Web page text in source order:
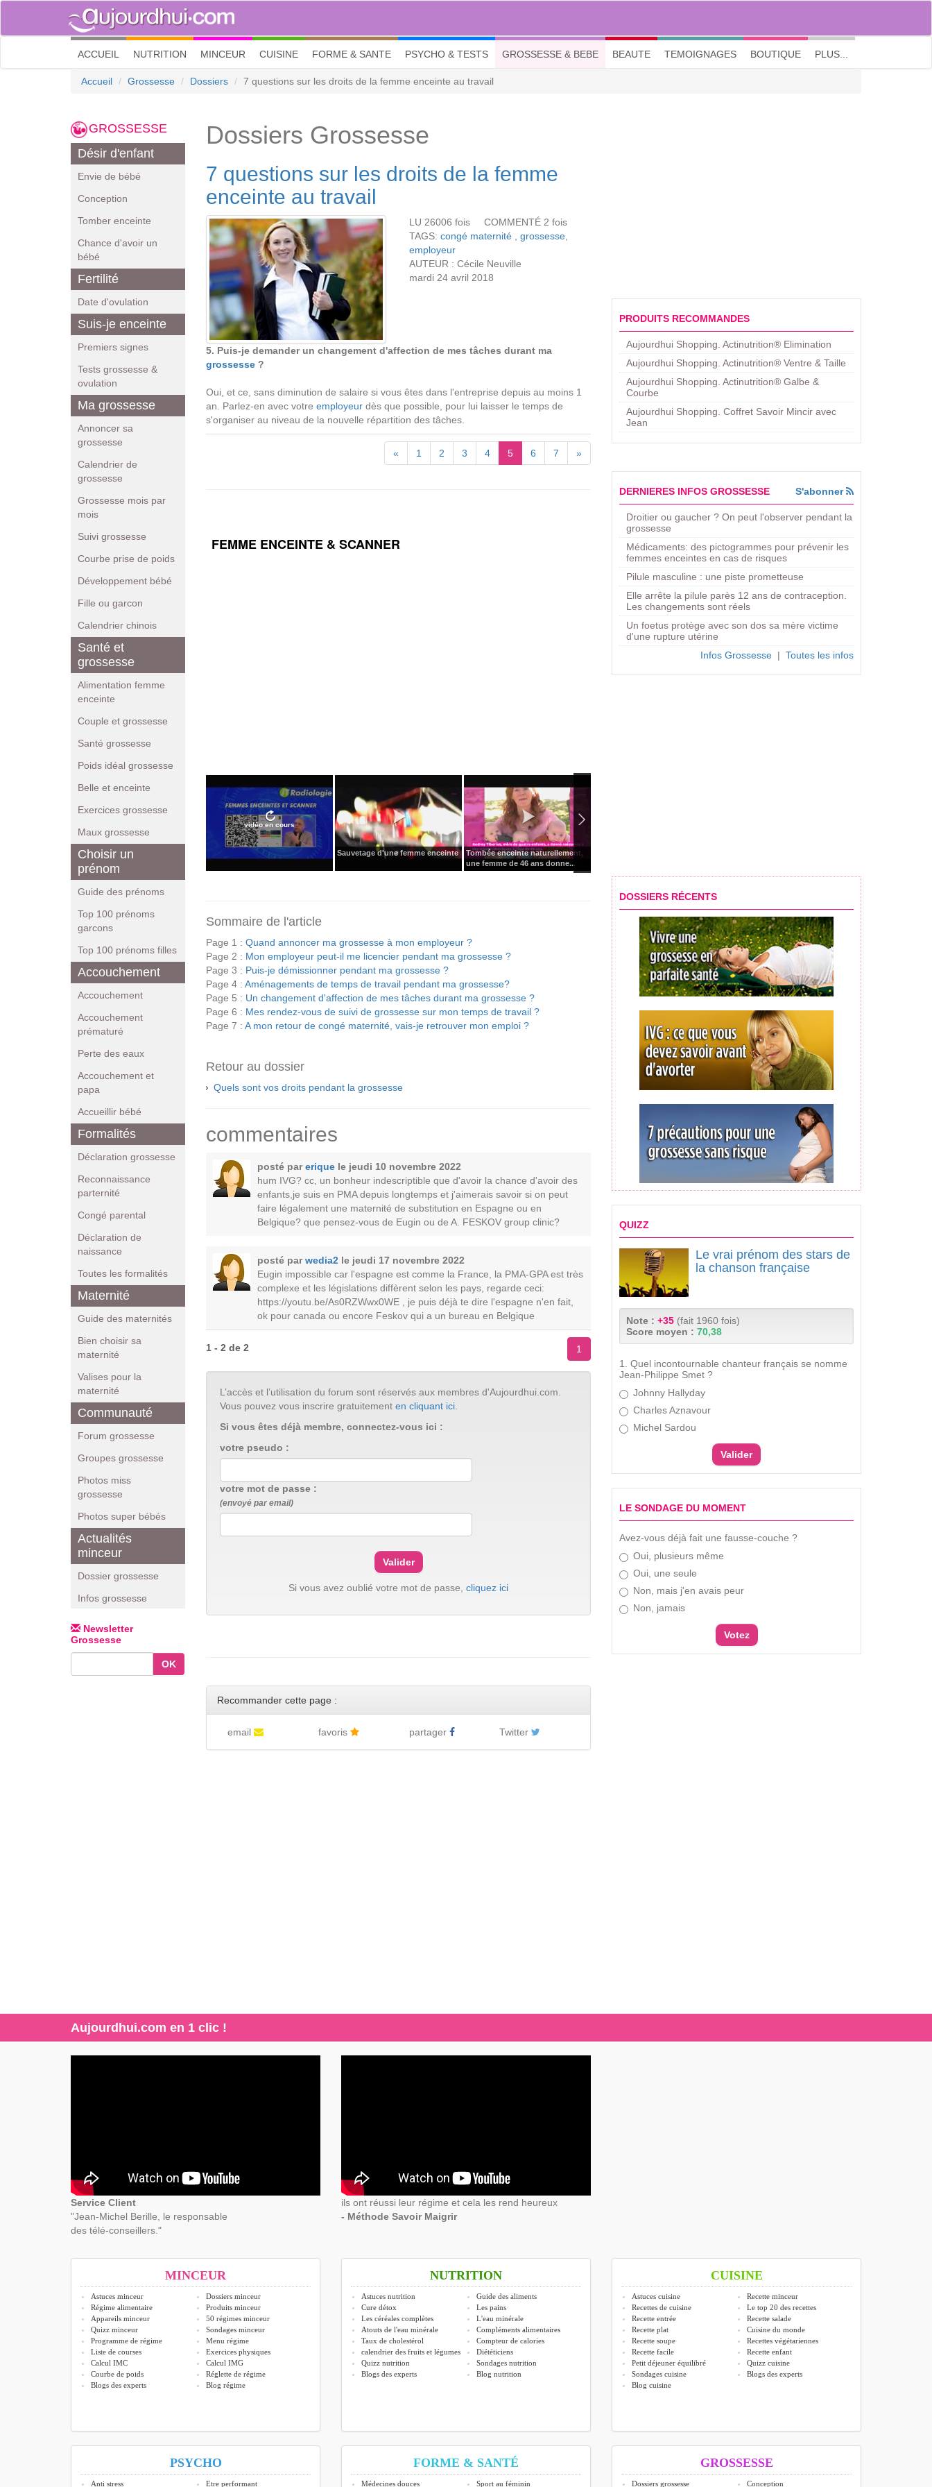
M'inscrire| Me connecter| ? Visite guidée
ACCUEIL (current)
NUTRITION MINCEUR CUISINE FORME & SANTE PSYCHO & TESTS GROSSESSE & BEBE BEAUTE TEMOIGNAGES BOUTIQUE PLUS...
Accueil Grossesse Dossiers 7 questions sur les droits de la femme enceinte au travail
GROSSESSE
Désir d'enfant
Envie de bébé
Conception
Tomber enceinte
Chance d'avoir un
bébé
Fertilité
Date d'ovulation
Suis-je enceinte
Premiers signes
Tests grossesse &
ovulation
Ma grossesse
Annoncer sa
grossesse
Calendrier de
grossesse
Grossesse mois par
mois
Suivi grossesse
Courbe prise de poids
Développement bébé
Fille ou garcon
Calendrier chinois
Santé et
grossesse
Alimentation femme
enceinte
Couple et grossesse
Santé grossesse
Poids idéal grossesse
Belle et enceinte
Exercices grossesse
Maux grossesse
Choisir un
prénom
Guide des prénoms
Top 100 prénoms
garcons
Top 100 prénoms filles
Accouchement
Accouchement
Accouchement
prématuré
Perte des eaux
Accouchement et
papa
Accueillir bébé
Formalités
Déclaration grossesse
Reconnaissance
parternité
Congé parental
Déclaration de
naissance
Toutes les formalités
Maternité
Guide des maternités
Bien choisir sa
maternité
Valises pour la
maternité
Communauté
Forum grossesse
Groupes grossesse
Photos miss
grossesse
Photos super bébés
Actualités
minceur
Dossier grossesse
Infos grossesse
Newsletter
Grossesse
OK
Dossiers Grossesse
7 questions sur les droits de la femme
enceinte au travail
LU 26006 fois COMMENTÉ 2 fois
TAGS: congé maternité grossesse,
employeur
AUTEUR : Cécile Neuville
mardi 24 avril 2018
5. Puis-je demander un changement d'affection de mes tâches durant ma
grossesse ?
Oui, et ce, sans diminution de salaire si vous êtes dans l'entreprise depuis au moins 1
an. Parlez-en avec votre employeur dès que possible, pour lui laisser le temps de
s'organiser au niveau de la nouvelle répartition des tâches.
« 1 2 3 4 5 6 7 »
FEMME ENCEINTE & SCANNER
vidéo en cours
Sauvetage d'une femme enceinte
Tombée enceinte naturellement,
une femme de 46 ans donne...
Sommaire de l'article
Page 1 : Quand annoncer ma grossesse à mon employeur ?
Page 2 : Mon employeur peut-il me licencier pendant ma grossesse ?
Page 3 : Puis-je démissionner pendant ma grossesse ?
Page 4 : Aménagements de temps de travail pendant ma grossesse?
Page 5 : Un changement d'affection de mes tâches durant ma grossesse ?
Page 6 : Mes rendez-vous de suivi de grossesse sur mon temps de travail ?
Page 7 : A mon retour de congé maternité, vais-je retrouver mon emploi ?
Retour au dossier
Quels sont vos droits pendant la grossesse
commentaires
posté parerique le jeudi 10 novembre 2022
hum IVG? cc, un bonheur indescriptible que d'avoir la chance d'avoir des
enfants,je suis en PMA depuis longtemps et j'aimerais savoir si on peut
faire légalement une maternité de substitution en Espagne ou en
Belgique? que pensez-vous de Eugin ou de A. FESKOV group clinic?
posté parwedia2 le jeudi 17 novembre 2022
Eugin impossible car l'espagne est comme la France, la PMA-GPA est très
complexe et les législations diffèrent selon les pays, regarde ceci:
https://youtu.be/As0RZWwx0WE , je puis déjà te dire l'espagne n'en fait,
ok pour canada ou encore Feskov qui a un bureau en Belgique
1 - 2 de 2 1
L’accès et l’utilisation du forum sont réservés aux membres d'Aujourdhui.com.
Vous pouvez vous inscrire gratuitement en cliquant ici
Si vous êtes déjà membre, connectez-vous ici :
votre pseudo :
votre mot de passe :
(envoyé par email)
Si vous avez oublié votre mot de passe, cliquez ici
Recommander cette page :
email favoris partager Twitter
PRODUITS RECOMMANDES
Aujourdhui Shopping. Actinutrition® Elimination
Aujourdhui Shopping. Actinutrition® Ventre & Taille
Aujourdhui Shopping. Actinutrition® Galbe &
Courbe
Aujourdhui Shopping. ​Coffret Savoir Mincir avec
Jean
DERNIERES INFOS GROSSESSE S'abonner
Droitier ou gaucher ? On peut l'observer pendant la
grossesse
Médicaments: des pictogrammes pour prévenir les
femmes enceintes en cas de risques
Pilule masculine : une piste prometteuse
Elle arrête la pilule parès 12 ans de contraception.
Les changements sont réels
Un foetus protège avec son dos sa mère victime
d'une rupture utérine
Infos Grossesse | Toutes les infos
DOSSIERS RÉCENTS
QUIZZ
Le vrai prénom des stars de
la chanson française
Note : +35 (fait 1960 fois)
Score moyen : 70,38
1. Quel incontournable chanteur français se nomme
Jean-Philippe Smet ?
Johnny Hallyday
Charles Aznavour
Michel Sardou
LE SONDAGE DU MOMENT
Avez-vous déjà fait une fausse-couche ?
Oui, plusieurs même
Oui, une seule
Non, mais j'en avais peur
Non, jamais
Aujourdhui.com en 1 clic !
Service Client
"Jean-Michel Berille, le responsable
des télé-conseillers."
ils ont réussi leur régime et cela les rend heureux
- Méthode Savoir Maigrir
MINCEUR
Astuces minceur
Dossiers minceur
Régime alimentaire
Produits minceur
Appareils minceur
50 régimes minceur
Quizz minceur
Sondages minceur
Programme de régime
Menu régime
Liste de courses
Exercices physiques
Calcul IMC
Calcul IMG
Courbe de poids
Réglette de régime
Blogs des experts
Blog régime
NUTRITION
Astuces nutrition
Guide des aliments
Cure détox
Les pains
Les céréales complètes
L'eau minérale
Atouts de l'eau minérale
Compléments alimentaires
Taux de cholestérol
Compteur de calories
calendrier des fruits et légumes
Diététiciens
Quizz nutrition
Sondages nutrition
Blogs des experts
Blog nutrition
CUISINE
Astuces cuisine
Recette minceur
Recettes de cuisine
Le top 20 des recettes
Recette entrée
Recette salade
Recette plat
Cuisine du monde
Recette soupe
Recettes végétariennes
Recette facile
Recette enfant
Petit déjeuner équilibré
Quizz cuisine
Sondages cuisine
Blogs des experts
Blog cuisine
PSYCHO
Anti stress Etre performant
FORME & SANTÉ
Médecines douces Sport au féminin
GROSSESSE
Dossiers grossesse Conception